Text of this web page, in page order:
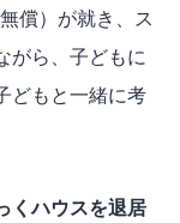
償）が就き、ス
がら、子どもに
どもと一緒に考
くハウスを退居